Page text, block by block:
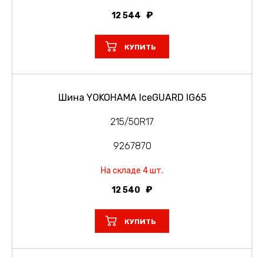
12 544
КУПИТЬ
Шина YOKOHAMA IceGUARD IG65
215/50R17
9267870
На складе 4 шт.
12 540
КУПИТЬ